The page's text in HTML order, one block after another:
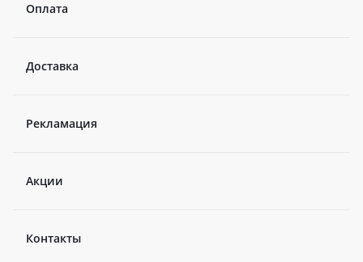
Оплата
Доставка
Рекламация
Акции
Контакты